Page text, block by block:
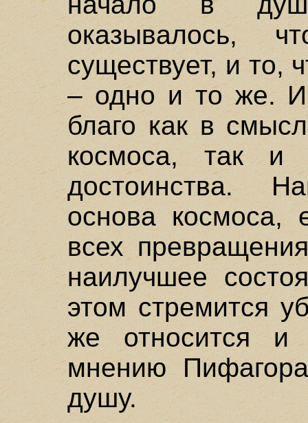
оказывалось,
существует, и то,
– одно и то же. И
благо как в
космоса, так и
достоинства.
основа космоса,
всех
наилучшее
этом стремится
же относится и
мнению
душу.